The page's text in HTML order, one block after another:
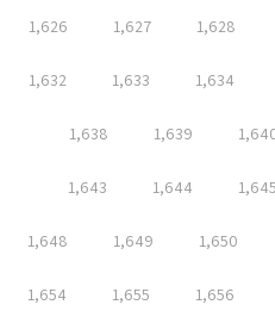
1,626 1,627 1,628
1,632 1,633 1,634
1,638 1,639
1,643 1,644 1,645
1,648 1,649 1,650
1,654 1,655 1,656